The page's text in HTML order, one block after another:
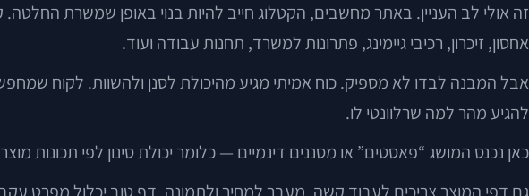
זה אולי לב העניין. באתר מחשבים, הקטלוג חייב להיות בנוי באופן שמשרת החלטה.
אחסון, זיכרון, רכיבי גיימינג, פתרונות למשרד, תחנות עבודה ועוד.
להגיע מהר למה שרלוונטי לו.
כאן נכנס המושג “פאסטים” או מסננים דינמיים — כלומר יכולת סינון לפי תכונות